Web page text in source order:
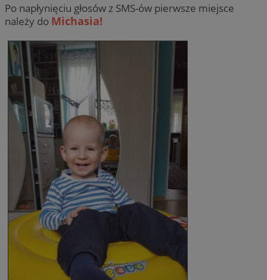
Po napłynięciu głosów z SMS-ów pierwsze miejsce
należy do Michasia!